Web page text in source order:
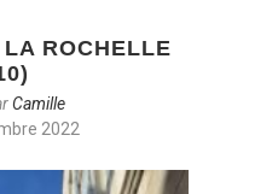
ROCHELLE
Camille
2022